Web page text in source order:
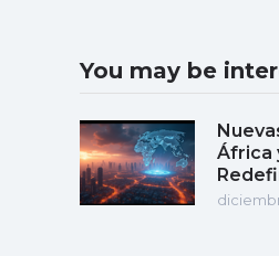
You may be
África